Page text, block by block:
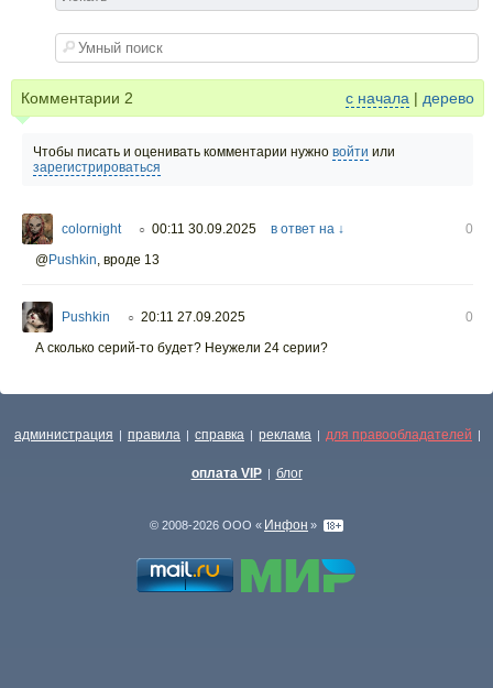
Комментарии 2 с начала | дерево
Чтобы писать и оценивать комментарии нужно войти или
зарегистрироваться
colornight ○ 00:11 30.09.2025 в ответ на ↓
0
@Pushkin, вроде 13
Pushkin ○ 20:11 27.09.2025
0
А сколько серий-то будет? Неужели 24 серии?
администрация | правила | справка | реклама | для правообладателей |
оплата VIP | блог
© 2008-2026 ООО « Инфон »